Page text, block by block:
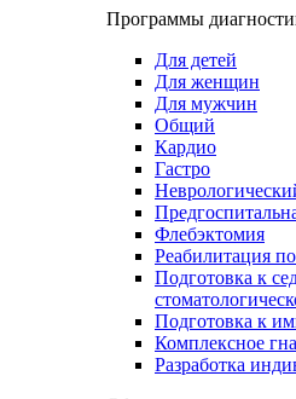
Программы
Для детей
Для женщин
Для мужчин
Общий
Кардио
Гастро
Флебэктомия
Реабилитация
Подготовка к
Подготовка к
Комплексное
Разработка